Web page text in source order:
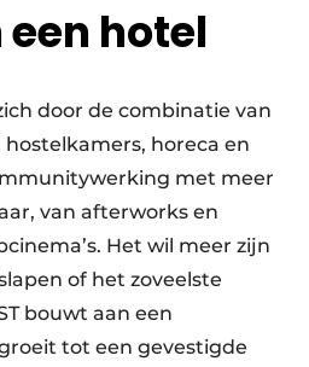
hotel
door de combinatie van
horeca en
met meer
van afterworks en
Het wil meer zijn
of het zoveelste
bouwt aan een
tot een gevestigde